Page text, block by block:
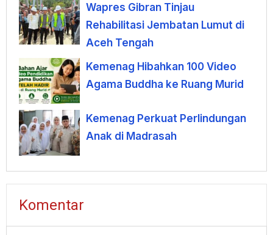
Wapres Gibran Tinjau
Rehabilitasi Jembatan Lumut di
Aceh Tengah
Kemenag Hibahkan 100 Video
Agama Buddha ke Ruang Murid
Kemenag Perkuat Perlindungan
Anak di Madrasah
Komentar